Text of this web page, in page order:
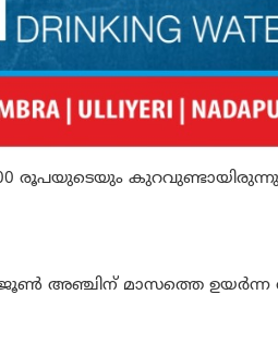
രൂപയുടെയും
ജൂൺ അഞ്ചിന് മാസത്തെ ഉയർന്ന